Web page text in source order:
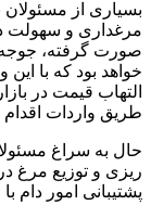
بسیاری از
مرغداری و سهولت
صورت گرفته، جوجه
خواهد بود که با
التهاب قیمت در
طریق واردات اقدام
حال به سراغ
ریزی و توزیع مرغ
پشتیبانی امور دام